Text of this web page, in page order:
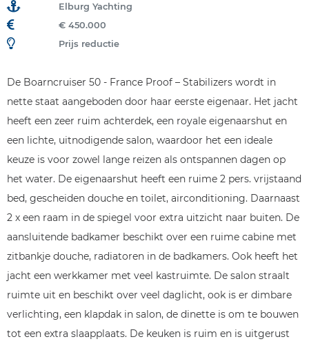
Elburg Yachting
€ 450.000
Prijs reductie
De Boarncruiser 50 - France Proof – Stabilizers wordt in
nette staat aangeboden door haar eerste eigenaar. Het jacht
heeft een zeer ruim achterdek, een royale eigenaarshut en
een lichte, uitnodigende salon, waardoor het een ideale
keuze is voor zowel lange reizen als ontspannen dagen op
het water. De eigenaarshut heeft een ruime 2 pers. vrijstaand
bed, gescheiden douche en toilet, airconditioning. Daarnaast
2 x een raam in de spiegel voor extra uitzicht naar buiten. De
aansluitende badkamer beschikt over een ruime cabine met
zitbankje douche, radiatoren in de badkamers. Ook heeft het
jacht een werkkamer met veel kastruimte. De salon straalt
ruimte uit en beschikt over veel daglicht, ook is er dimbare
verlichting, een klapdak in salon, de dinette is om te bouwen
tot een extra slaapplaats. De keuken is ruim en is uitgerust